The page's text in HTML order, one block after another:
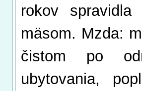
rokov
mäsom. Mzda:
čistom po
ubytovania,